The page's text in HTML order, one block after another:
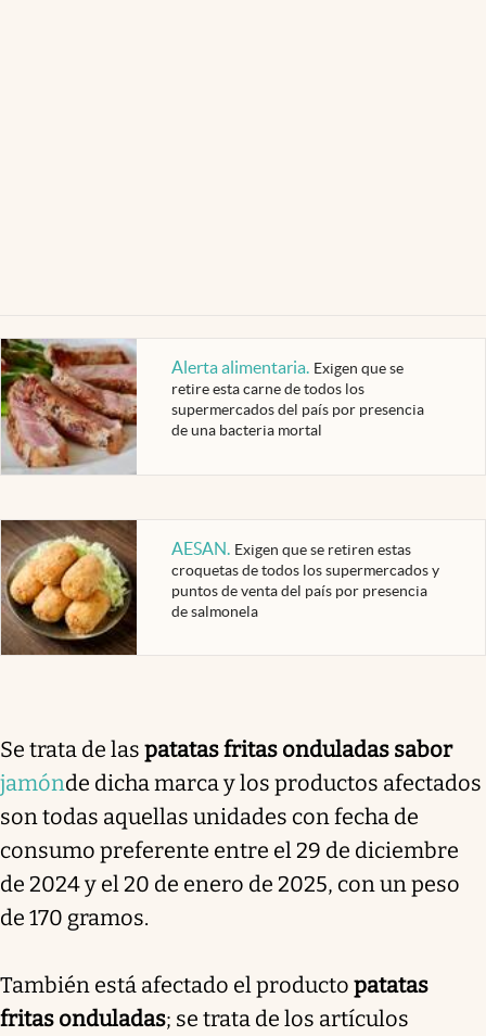
Alerta alimentaria. Exigen que se
retire esta carne de todos los
supermercados del país por presencia
de una bacteria mortal
AESAN. Exigen que se retiren estas
croquetas de todos los supermercados y
puntos de venta del país por presencia
de salmonela
Se trata de las patatas fritas onduladas sabor
jamónde dicha marca y los productos afectados
son todas aquellas unidades con fecha de
consumo preferente entre el 29 de diciembre
de 2024 y el 20 de enero de 2025, con un peso
de 170 gramos.
También está afectado el producto patatas
fritas onduladas; se trata de los artículos